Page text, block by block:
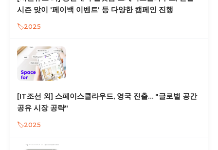
시즌 맞이 '페이백 이벤트' 등 다양한 캠페인 진행
2025
[IT조선 외] 스페이스클라우드, 영국 진출… "글로벌 공간
공유 시장 공략"
2025